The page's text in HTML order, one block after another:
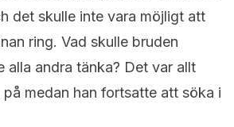
det skulle inte vara möjligt att
ring. Vad skulle bruden
alla andra tänka? Det var allt
medan han fortsatte att söka i